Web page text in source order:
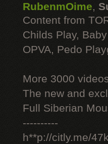
RubenmOime,
Content from
Childs Play,
OPVA, Pedo
More 3000
The new and
Full Siberian
----------
h**p://citly.me/